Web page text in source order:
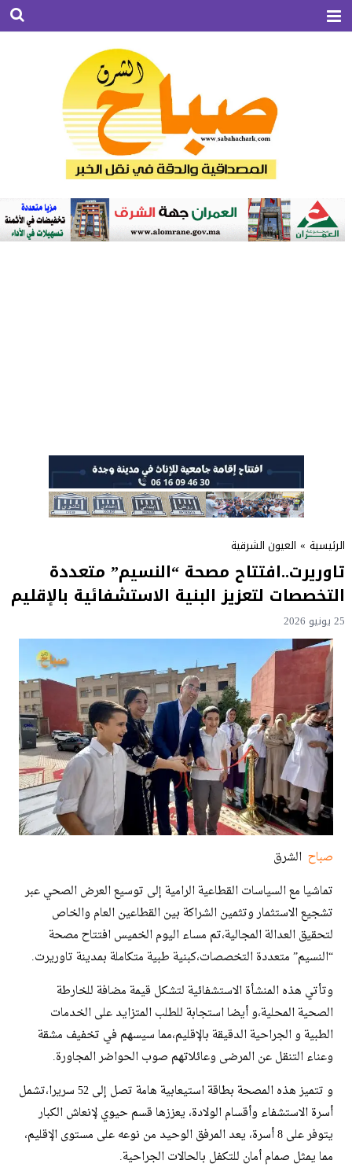
الرئيسية » العيون الشرقية
تاوريرت..افتتاح مصحة “النسيم” متعددة
التخصصات لتعزيز البنية الاستشفائية بالإقليم
25 يونيو 2026
صباح الشرق
تماشيا مع السياسات القطاعية الرامية إلى توسيع العرض الصحي عبر
تشجيع الاستثمار وتثمين الشراكة بين القطاعين العام والخاص
لتحقيق العدالة المجالية،تم مساء اليوم الخميس افتتاح مصحة
“النسيم” متعددة التخصصات،كبنية طبية متكاملة بمدينة تاوريرت.
​وتأتي هذه المنشأة الاستشفائية لتشكل قيمة مضافة للخارطة
الصحية المحلية،و أيضا استجابة للطلب المتزايد على الخدمات
الطبية و الجراحية الدقيقة بالإقليم،مما سيسهم في تخفيف مشقة
وعناء التنقل عن المرضى وعائلاتهم صوب الحواضر المجاورة.
​و تتميز هذه المصحة بطاقة استيعابية هامة تصل إلى 52 سريرا،تشمل
أسرة الاستشفاء وأقسام الولادة، يعززها قسم حيوي لإنعاش الكبار
يتوفر على 8 أسرة، يعد المرفق الوحيد من نوعه على مستوى الإقليم،
مما يمثل صمام أمان للتكفل بالحالات الجراحية.